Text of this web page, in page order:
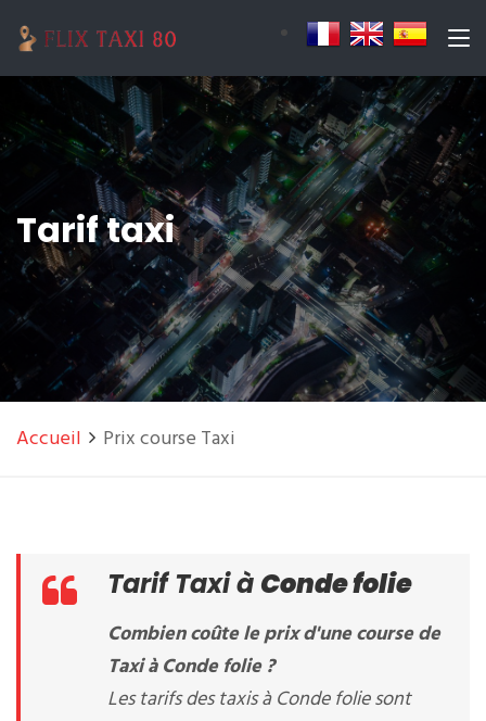
Tarif taxi
Accueil Prix course Taxi
Tarif Taxi à Conde folie
Combien coûte le prix d'une course de
Taxi à Conde folie ?
Les tarifs des taxis à Conde folie sont